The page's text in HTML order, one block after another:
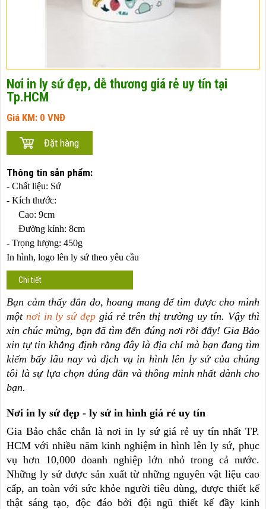
Nơi in ly sứ đẹp, dễ thương giá rẻ uy tín tại
Tp.HCM
Giá KM: 0 VNĐ
Thông tin sản phẩm:
- Chất liệu: Sứ
- Kích thước:
Cao: 9cm
Đường kính: 8cm
- Trọng lượng: 450g
In hình, logo lên ly sứ theo yêu cầu
Chi tiết
Bạn cảm thấy đắn đo, hoang mang để tìm được cho mình
một nơi in ly sứ đẹpgiá rẻ trên thị trường uy tín. Vậy thì
xin chúc mừng, bạn đã tìm đến đúng nơi rồi đấy! Gia Bảo
xin tự tin khẳng định rằng đây là địa chỉ mà bạn đang tìm
kiếm bấy lâu nay và dịch vụ in hình lên ly sứ của chúng
tôi là sự lựa chọn đúng đắn và thông minh nhất dành cho
bạn.
Nơi in ly sứ đẹp - ly sứ in hình giá rẻ uy tín
Gia Bảo chắc chắn là nơi in ly sứ giá rẻ uy tín nhất TP.
HCM với nhiều năm kinh nghiệm in hình lên ly sứ, phục
vụ hơn 10,000 doanh nghiệp lớn nhỏ trong cả nước.
Những ly sứ được sản xuất từ những nguyên vật liệu cao
cấp, an toàn với sức khỏe người tiêu dùng, được thiết kế
thật sáng tạo, độc đáo bởi đội ngũ thiết kế đầy kinh